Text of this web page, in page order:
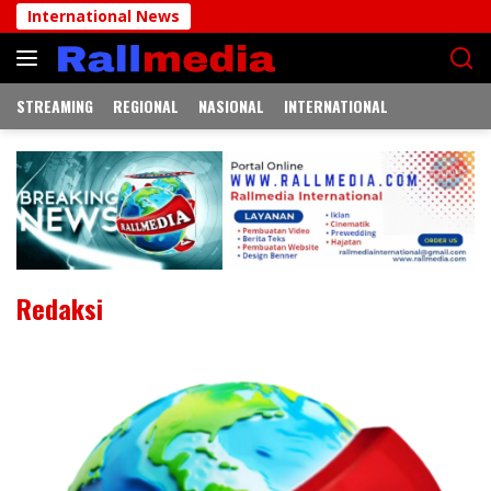
Langsung
ke
konten
International News
STREAMING REGIONAL NASIONAL INTERNATIONAL
Redaksi